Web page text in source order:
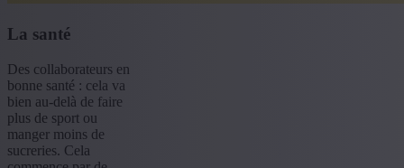
La santé
Des collaborateurs en
bonne santé : cela va
bien au-delà de faire
plus de sport ou
manger moins de
sucreries. Cela